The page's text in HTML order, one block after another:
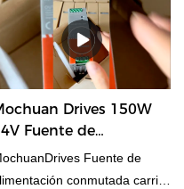
de CA.
Drives 150W
Fuente de
conmutada para riel DIN
Fuente de
conmutada carril